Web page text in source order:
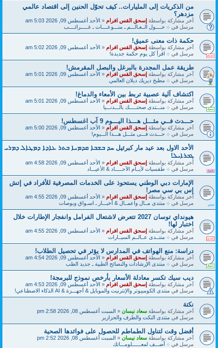
من الذكريات إلى المليارات.. كيف تحوّل الحنين إلى اقتصاد عالمي
مزدهر؟
آخر مشاركة بواسطةإسحق القس افرام«الأحد أغسطس 09, 2026 5:03 am
مرسل في܀ حــــول الــعـالـــم ـ منـــوعــــات ـ غـــــرائــــب
حكمة ذات معنى عميق!
آخر مشاركة بواسطةإسحق القس افرام«الأحد أغسطس 09, 2026 5:02 am
مرسل في܀ اقرأ كل يوم حكمة جديدة!
طريقة عمل المجدرة بالبرغل والبصل المقرمش!
آخر مشاركة بواسطةإسحق القس افرام«الأحد أغسطس 09, 2026 5:01 am
مرسل في܀ مطبخ ديريك ديلان العالمي
اكتشاف آلية عصبية تربط بين الأمعاء والدماغ!
آخر مشاركة بواسطةإسحق القس افرام«الأحد أغسطس 09, 2026 5:01 am
مرسل في܀ منـــتدى صحتـــــك بالـــدنـــيا
حـــدث فــي مثـــل هـــذا اليـــوم 9 آب اغسطس!
آخر مشاركة بواسطةإسحق القس افرام«الأحد أغسطس 09, 2026 5:00 am
مرسل في܀ حـــدث فـــى مثـــل هـــذا الـــيوم!
الأحد الاول بعد عيد مار كبرئيل ܚܕ ܒܫܒܐ ܩܕܡܝܐ ܒܬܪ ܥܐܕܐ ܕܡܛܐܠ ܕܡܪܝ
ܓܒܪܐܝܠ!
آخر مشاركة بواسطةإسحق القس افرام«الأحد أغسطس 09, 2026 4:58 am
مرسل في܀ طقسيات لأيــام الآحـــــاد & الأعيـــاد
الإمارات دبي الوطني يستحوذ على الخدمات المصرفية للأفراد في إتش
إس بي سي مصر!
آخر مشاركة بواسطةإسحق القس افرام«الأحد أغسطس 09, 2026 4:55 am
مرسل في܀ منتدى مــال واعمــال & أخبـــار ـ اسـواق وبوصات
هيونداي توسان 2027 تتعرض لاشتعال الفرامل وانفجار الإطارات خلال
اختبار لها!
آخر مشاركة بواسطةإسحق القس افرام«الأحد أغسطس 09, 2026 4:55 am
مرسل في܀ منتــدى عــالــم السيــارات
دراسة: منع الهواتف في المدارس لا يؤثر في تحصيل الطلاب!
آخر مشاركة بواسطةإسحق القس افرام«الأحد أغسطس 09, 2026 4:54 am
مرسل في܀ منتدى الإرشادات والنصائح الطبية ـ جديد الطب
ديب سيك تكسر معادلة الأسعار بأرخص نموذج للبرمجة!
آخر مشاركة بواسطةإسحق القس افرام«الأحد أغسطس 09, 2026 4:53 am
مرسل فيمنتدى الكومبيوتر والإنترنيت والموبايل & أجهـــزة & AI الذكاء الاصطناعي!
نكتة
آخر مشاركة بواسطةسعاد نيسان«السبت أغسطس 08, 2026 2:58 pm
مرسل فيمنتدى النكت والطرف والحزازير
أفضل وقت لتناول الطماطم للحصول على فوائدها الصحية
آخر مشاركة بواسطةسعاد نيسان«السبت أغسطس 08, 2026 2:52 pm
مرسل في܀ أضـــف لمعــــــلومـــاتك